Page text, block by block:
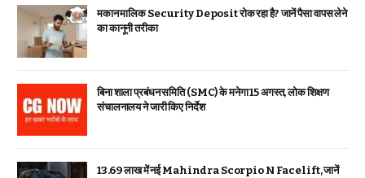
मकान मालिक Security Deposit रोक रहा है? जानें पैसा वापस लेने
का कानूनी तरीका
बिना शाला प्रबंधन समिति (SMC) के मनेगा 15 अगस्त, लोक शिक्षण
संचालनालय ने जारी किए निर्देश
₹13.69 लाख में नई Mahindra Scorpio N Facelift, जानें